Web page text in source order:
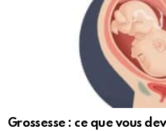
Grossesse : ce que vous